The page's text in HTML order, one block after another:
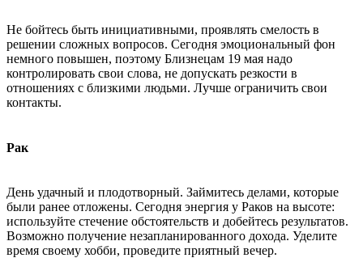
Не бойтесь быть инициативными, проявлять смелость в
решении сложных вопросов. Сегодня эмоциональный фон
немного повышен, поэтому Близнецам 19 мая надо
контролировать свои слова, не допускать резкости в
отношениях с близкими людьми. Лучше ограничить свои
контакты.
Рак
День удачный и плодотворный. Займитесь делами, которые
были ранее отложены. Сегодня энергия у Раков на высоте:
используйте стечение обстоятельств и добейтесь результатов.
Возможно получение незапланированного дохода. Уделите
время своему хобби, проведите приятный вечер.